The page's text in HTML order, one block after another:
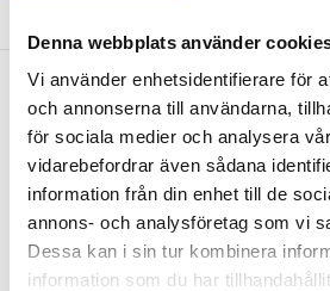
Denna webbplats använder
Vi använder enhetsidentifierare för
och annonserna till användarna,
för sociala medier och analysera
vidarebefordrar även sådana
information från din enhet till de
annons- och analysföretag som vi
Dessa kan i sin tur kombinera
information som du har
PRENUMERERA